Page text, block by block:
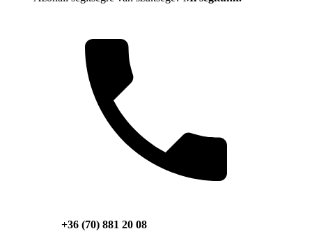
+36 (70) 881 20 08